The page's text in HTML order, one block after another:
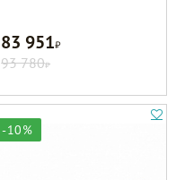
83 951Р
93 780Р
-10%